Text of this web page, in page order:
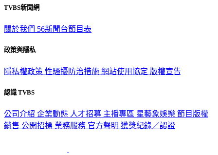
TVBS新聞網
關於我們 56新聞台節目表
政策與隱私
隱私權政策 性騷擾防治措施 網站使用協定 版權宣告
認識 TVBS
公司介紹 企業動態 人才招募 主播專區 星藝象娛樂 節目版權
銷售 公開招標 業務服務 官方聲明 獲獎紀錄／認證